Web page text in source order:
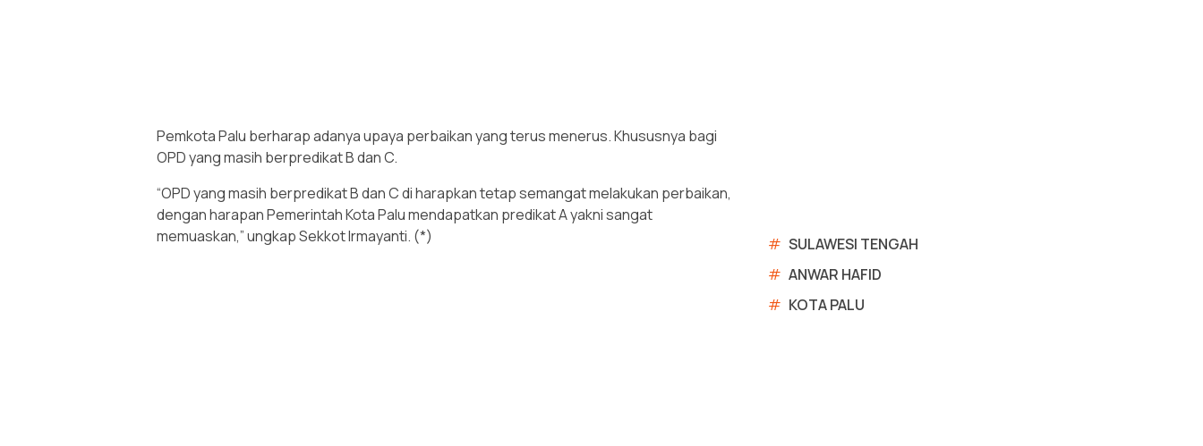
Pemkota Palu berharap adanya upaya perbaikan yang terus menerus. Khususnya bagi
OPD yang masih berpredikat B dan C.
“OPD yang masih berpredikat B dan C di harapkan tetap semangat melakukan perbaikan,
dengan harapan Pemerintah Kota Palu mendapatkan predikat A yakni sangat
memuaskan,” ungkap Sekkot Irmayanti. (*)
# SULAWESI TENGAH
# ANWAR HAFID
# KOTA PALU